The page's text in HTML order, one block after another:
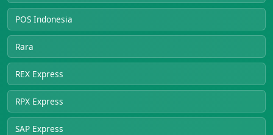
POS Indonesia
Rara
REX Express
RPX Express
SAP Express